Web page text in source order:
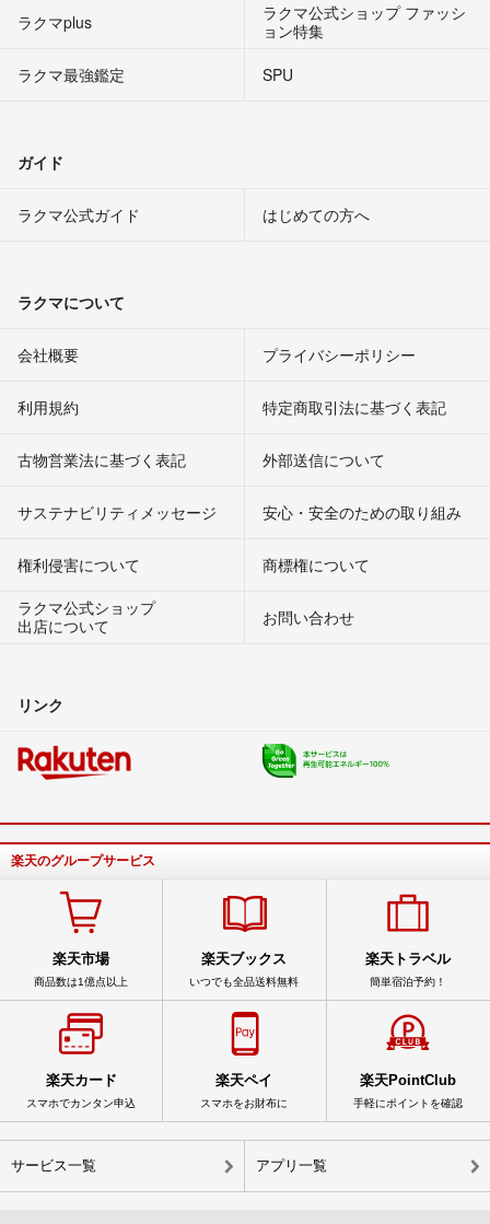
ラクマplus
ラクマ公式ショップ ファッシ
ョン特集
ラクマ最強鑑定
SPU
ガイド
ラクマ公式ガイド はじめての方へ
ラクマについて
会社概要 プライバシーポリシー
利用規約 特定商取引法に基づく表記
古物営業法に基づく表記 外部送信について
サステナビリティメッセージ 安心・安全のための取り組み
権利侵害について
商標権について
ラクマ公式ショップ
出店について
お問い合わせ
リンク
楽天のグループサービス
楽天市場
商品数は1億点以上
楽天ブックス
いつでも全品送料無料
楽天トラベル
簡単宿泊予約！
楽天カード
スマホでカンタン申込
楽天ペイ
スマホをお財布に
楽天PointClub
手軽にポイントを確認
サービス一覧 アプリ一覧